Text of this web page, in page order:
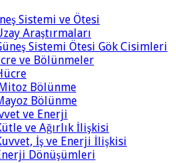
Sistemi ve Ötesi
Araştırmaları
Sistemi Ötesi Gök Cisimleri
ve Bölünmeler
Bölünme
Bölünme
ve Enerji
ve Ağırlık İlişkisi
İş ve Enerji İlişkisi
Dönüşümleri